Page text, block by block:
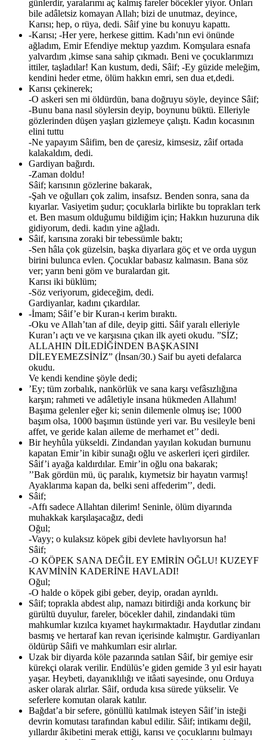
günlerdir, yaralarımı aç kalmış fareler böcekler yiyor. Onları
bile adâletsiz komayan Allah; bizi de unutmaz, deyince,
Karısı; hep, o rüya, dedi. Sâif yine bu konuyu kapattı.
-Karısı; -Her yere, herkese gittim. Kadı’nın evi önünde
ağladım, Emir Efendiye mektup yazdım. Komşulara esnafa
yalvardım ,kimse sana sahip çıkmadı. Beni ve çocuklarımızı
ittiler, taşladılar! Kan kustum, dedi, Sâif; -Ey güzide meleğim,
kendini heder etme, ölüm hakkın emri, sen dua et,dedi.
Karısı çekinerek;
-O askeri sen mi öldürdün, bana doğruyu söyle, deyince Sâif;
-Bunu bana nasıl söylersin deyip, boynunu büktü. Elleriyle
gözlerinden düşen yaşları gizlemeye çalıştı. Kadın kocasının
elini tuttu
-Ne yapayım Sâifim, ben de çaresiz, kimsesiz, zâif ortada
kalakaldım, dedi.
Gardiyan bağırdı.
-Zaman doldu!
Sâif; karısının gözlerine bakarak,
-Şah ve oğulları çok zalim, insafsız. Benden sonra, sana da
kıyarlar. Vasiyetim şudur; çocuklarla birlikte bu toprakları terk
et. Ben masum olduğumu bildiğim için; Hakkın huzuruna dik
gidiyorum, dedi. kadın yine ağladı.
Sâif, karısına zoraki bir tebessümle baktı;
-Sen hâla çok güzelsin, başka diyarlara göç et ve orda uygun
birini bulunca evlen. Çocuklar babasız kalmasın. Bana söz
ver; yarın beni göm ve buralardan git.
Karısı iki büklüm;
-Söz veriyorum, gideceğim, dedi.
Gardiyanlar, kadını çıkardılar.
-İmam; Sâif’e bir Kuran-ı kerim bıraktı.
-Oku ve Allah’tan af dile, deyip gitti. Sâif yaralı elleriyle
Kuran’ı açtı ve ve karşısına çıkan ilk ayeti okudu. ”SİZ;
ALLAHIN DİLEDİĞİNDEN BAŞKASINI
DİLEYEMEZSİNİZ” (İnsan/30.) Saif bu ayeti defalarca
okudu.
Ve kendi kendine şöyle dedi;
’Ey; tüm zorbalık, nankörlük ve sana karşı vefâsızlığına
karşın; rahmeti ve adâletiyle insana hükmeden Allahım!
Başıma gelenler eğer ki; senin dilemenle olmuş ise; 1000
başım olsa, 1000 başımın üstünde yeri var. Bu vesileyle beni
affet, ve geride kalan aileme de merhamet et’’ dedi.
Bir heyhûla yükseldi. Zindandan yayılan kokudan burnunu
kapatan Emir’in kibir sunağı oğlu ve askerleri içeri girdiler.
Sâif’i ayağa kaldırdılar. Emir’in oğlu ona bakarak;
’’Bak gördün mü, üç paralık, kıymetsiz bir hayatın varmış!
Ayaklarıma kapan da, belki seni affederim’’, dedi.
Sâif;
-Affı sadece Allahtan dilerim! Seninle, ölüm diyarında
muhakkak karşılaşacağız, dedi
Oğul;
-Vayy; o kulaksız köpek gibi devlete havlıyorsun ha!
Sâif;
-O KÖPEK SANA DEĞİL EY EMİRİN OĞLU! KUZEYF
KAVMİNİN KADERİNE HAVLADI!
Oğul;
-O halde o köpek gibi geber, deyip, oradan ayrıldı.
Sâif; toprakla abdest alıp, namazı bitirdiği anda korkunç bir
gürültü duyulur, fareler, böcekler dahil, zindandaki tüm
mahkumlar kızılca kıyamet haykırmaktadır. Haydutlar zindanı
basmış ve hertaraf kan revan içerisinde kalmıştır. Gardiyanları
öldürüp Sâifi ve mahkumları esir alırlar.
Uzak bir diyarda köle pazarında satılan Sâif, bir gemiye esir
kürekçi olarak verilir. Endülüs’e giden gemide 3 yıl esir hayatı
yaşar. Heybeti, dayanıklılığı ve itâati sayesinde, onu Orduya
asker olarak alırlar. Sâif, orduda kısa sürede yükselir. Ve
seferlere komutan olarak katılır.
Bağdat’a bir sefere, gönüllü katılmak isteyen Sâif’in isteği
devrin komutası tarafından kabul edilir. Sâif; intikamı değil,
yıllardır âkibetini merak ettiği, karısı ve çocuklarını bulmayı